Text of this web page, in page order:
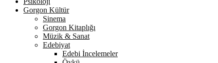
Gorgon Kültür
Sinema
Gorgon Kitaplığı
Müzik & Sanat
Edebiyat
Edebi İncelemeler